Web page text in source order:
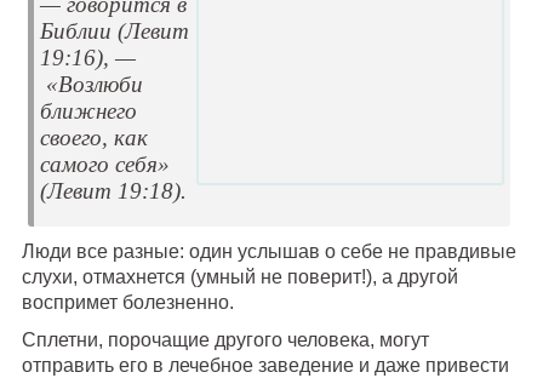
Библии (Левит
19:16), —
«Возлюби
ближнего
своего, как
самого себя»
(Левит 19:18).
Люди все разные: один услышав о себе не правдивые
слухи, отмахнется (умный не поверит!), а другой
воспримет болезненно.
Сплетни, порочащие другого человека, могут
отправить его в лечебное заведение и даже привести